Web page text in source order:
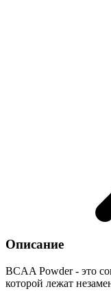
Описание
BCAA Powder - это
которой лежат